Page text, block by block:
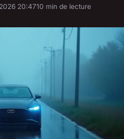
20:4710 min de lecture